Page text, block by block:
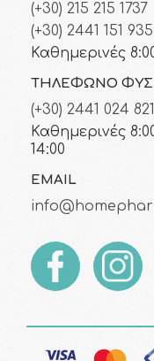
(+30) 215 215 1737
(+30) 2441 151 935
Καθημερινές
ΤΗΛΈΦΩΝΟ
(+30) 2441 024 821
Καθημερινές
14:00
EMAIL